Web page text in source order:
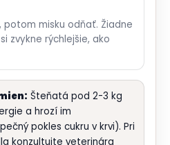
potom misku odňať. Žiadne
zvykne rýchlejšie, ako
Šteňatá pod 2-3 kg
a hrozí im
pokles cukru v krvi). Pri
konzultujte veterinára